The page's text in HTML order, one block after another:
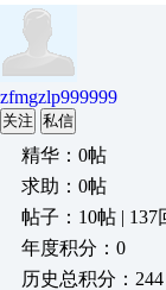
zfmgzlp999999
关注 私信
精华：0帖
求助：0帖
帖子：10帖 | 137
年度积分：0
历史总积分：244